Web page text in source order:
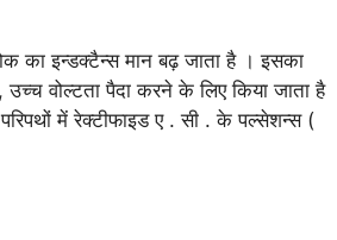
का इन्डक्टैन्स मान बढ़ जाता है । इसका
वोल्टता पैदा करने के लिए किया जाता है
में रेक्टीफाइड ए . सी . के पल्सेशन्स (